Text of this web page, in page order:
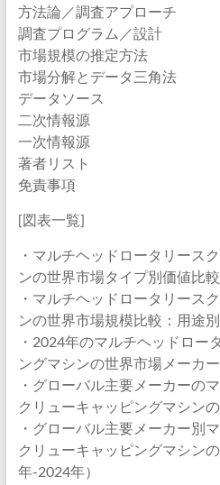
方法論／調査アプローチ
調査プログラム／設計
市場規模の推定方法
市場分解とデータ三角法
データソース
二次情報源
一次情報源
著者リスト
免責事項
[図表一覧]
・マルチヘッドロータリース
ンの世界市場タイプ別価値比
・マルチヘッドロータリース
ンの世界市場規模比較：用途
・2024年のマルチヘッドロー
ングマシンの世界市場メーカ
・グローバル主要メーカーの
クリューキャッピングマシン
・グローバル主要メーカー別
クリューキャッピングマシン
年-2024年）